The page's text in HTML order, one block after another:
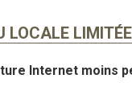
LOCALE LIMITÉE
Internet moins